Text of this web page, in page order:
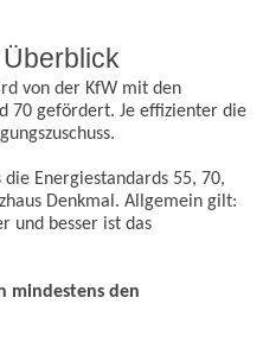
von der KfW mit den
70 gefördert. Je effizienter die
Energiestandards 55, 70,
Denkmal. Allgemein gilt:
und besser ist das
mindestens den